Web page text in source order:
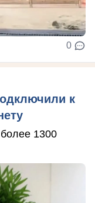
0
к
более 1300